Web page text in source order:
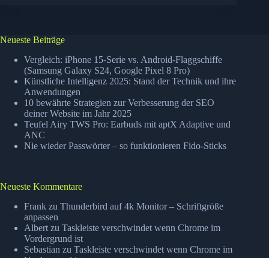
Technik
und
ihre
Anwendungen
Neueste Beiträge
Vergleich: iPhone 15-Serie vs. Android-Flaggschiffe
(Samsung Galaxy S24, Google Pixel 8 Pro)
Künstliche Intelligenz 2025: Stand der Technik und ihre
Anwendungen
10 bewährte Strategien zur Verbesserung der SEO
deiner Website im Jahr 2025
Teufel Airy TWS Pro: Earbuds mit aptX Adaptive und
ANC
Nie wieder Passwörter – so funktionieren Fido-Sticks
Neueste Kommentare
Frank zu Thunderbird auf 4k Monitor – Schriftgröße
anpassen
Albert zu Taskleiste verschwindet wenn Chrome im
Vordergrund ist
Sebastian zu Taskleiste verschwindet wenn Chrome im